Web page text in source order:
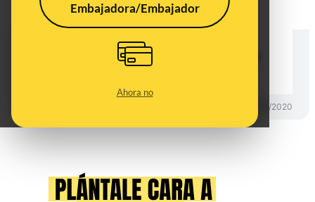
Embajadora/Embajador
Ahora no
No, Cristóbal Montoro no se ha
quedado 1000 pisos de Bankia a
precio de ganga: el exministro no
28/10/2020